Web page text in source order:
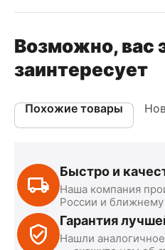
Возможно, вас
заинтересует
Похожие товары
Быстро и
Наша компания
России и
Гарантия
Нашли